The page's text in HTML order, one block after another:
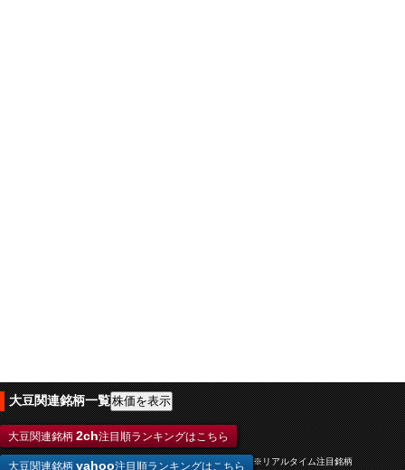
大豆関連銘柄一覧
大豆関連銘柄 2ch注目順ランキングはこちら
大豆関連銘柄 yahoo注目順ランキングはこちら ※リアルタイム注目銘柄